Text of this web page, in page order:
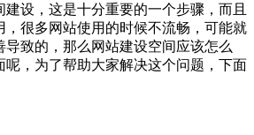
建设，这是十分重要的一个步骤，而且
，很多网站使用的时候不流畅，可能就
导致的，那么网站建设空间应该怎么
呢，为了帮助大家解决这个问题，下面